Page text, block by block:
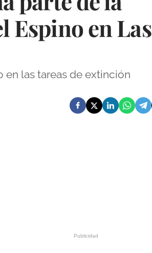
Espino en Las
las tareas de extinción